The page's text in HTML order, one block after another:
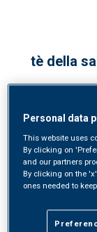
tè della
Tè della
pelvico:
per la
Mercoledì 6
Salute in
stabilità,
in presenza
Personal data
This website uses
By clicking on
and our partners
By clicking on the
ones needed to